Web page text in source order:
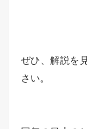
ぜひ、解説を
さい。